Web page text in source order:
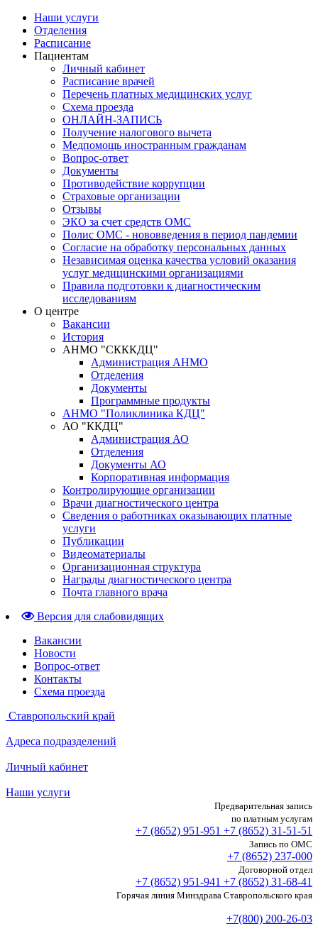
Наши услуги
Отделения
Расписание
Пациентам
Личный кабинет
Расписание врачей
Перечень платных медицинских услуг
Схема проезда
ОНЛАЙН-ЗАПИСЬ
Получение налогового вычета
Медпомощь иностранным гражданам
Вопрос-ответ
Документы
Противодействие коррупции
Страховые организации
Отзывы
ЭКО за счет средств ОМС
Полис ОМС - нововведения в период пандемии
Согласие на обработку персональных данных
Независимая оценка качества условий оказания
услуг медицинскими организациями
Правила подготовки к диагностическим
исследованиям
О центре
Вакансии
История
АНМО "СКККДЦ"
Администрация АНМО
Отделения
Документы
Программные продукты
АНМО "Поликлиника КДЦ"
АО "ККДЦ"
Администрация АО
Отделения
Документы АО
Корпоративная информация
Контролирующие организации
Врачи диагностического центра
Сведения о работниках оказывающих платные
услуги
Публикации
Видеоматериалы
Организационная структура
Награды диагностического центра
Почта главного врача
Версия для слабовидящих
Вакансии
Новости
Вопрос-ответ
Контакты
Схема проезда
Ставропольский край
Адреса подразделений
Личный кабинет
Наши услуги
Предварительная запись
по платным услугам
+7 (8652) 951-951 +7 (8652) 31-51-51
Запись по ОМС
+7 (8652) 237-000
Договорной отдел
+7 (8652) 951-941 +7 (8652) 31-68-41
Горячая линия Минздрава Ставропольского края
+7(800) 200-26-03